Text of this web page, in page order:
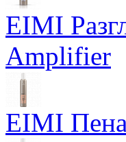
EIMI
Amplifier
EIMI